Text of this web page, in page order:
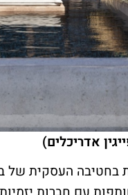
אדריכלים)
בחטיבה העסקית של